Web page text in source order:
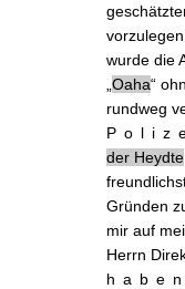
wurde die
„Oaha“
rundweg
der Heydte
Gründen
mir auf
Herrn